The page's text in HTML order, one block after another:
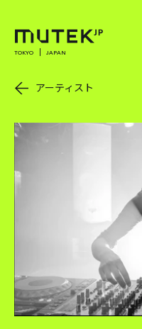
TOKYO JAPAN
アーティスト